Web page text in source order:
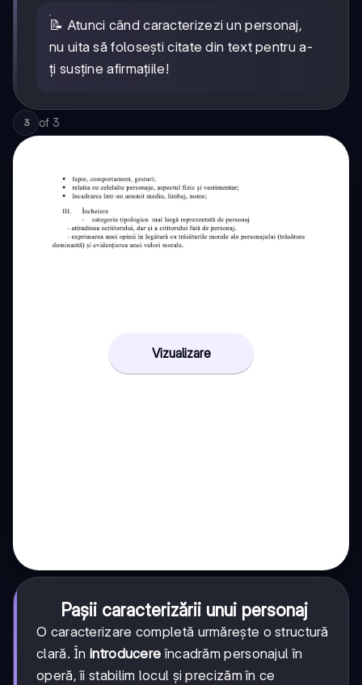
📝 Atunci când caracterizezi un personaj,
nu uita să folosești citate din text pentru a-
ți susține afirmațiile!
3 of 3
Vizualizare
Pașii caracterizării unui personaj
O caracterizare completă urmărește o structură
clară. În introducere încadrăm personajul în
operă, îi stabilim locul și precizăm în ce